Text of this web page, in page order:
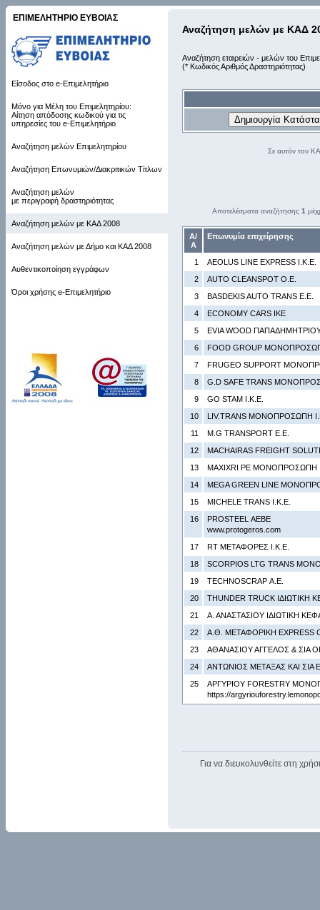
ΕΠΙΜΕΛΗΤΗΡΙΟ ΕΥΒΟΙΑΣ
Είσοδος στο e-Επιμελητήριο
Μόνο για Μέλη του Επιμελητηρίου:
Αίτηση απόδοσης κωδικού για τις
υπηρεσίες του e-Επιμελητήριο
Αναζήτηση μελών Επιμελητηρίου
Αναζήτηση Επωνυμιών/Διακριτικών Τίτλων
Αναζήτηση μελών
με περιγραφή δραστηριότητας
Αναζήτηση μελών με ΚΑΔ 2008
Αναζήτηση μελών με Δήμο και ΚΑΔ 2008
Αυθεντικοποίηση εγγράφων
Όροι χρήσης e-Επιμελητήριο
Αναζήτηση μελών με ΚΑΔ
Αναζήτηση εταιρειών - μελών του
(* Κωδικός Αριθμός Δραστηριότητας)
Σε αυτόν τον
Αποτελέσματα αναζήτησης 1
Α/
Α
Επωνυμία επιχείρησης
1
AEOLUS LINE EXPRESS Ι.Κ.Ε.
2
AUTO CLEANSPOT Ο.Ε.
3
BASDEKIS AUTO TRANS Ε.Ε.
4
ECONOMY CARS ΙΚΕ
5
EVIA WOOD
6
FOOD GROUP
7
FRUGEO SUPPORT
8
G.D SAFE TRANS
9
GO STAM Ι.Κ.Ε.
10
LIV.TRANS ΜΟΝΟΠΡΟΣΩΠΗ
11
M.G TRANSPORT Ε.Ε.
12
MACHAIRAS FREIGHT
13
MAXIXRI PE ΜΟΝΟΠΡΟΣΩΠΗ
14
MEGA GREEN LINE
15
MICHELE TRANS Ι.Κ.Ε.
16
PROSTEEL ΑΕΒΕ
www.protogeros.com
17
RT ΜΕΤΑΦΟΡΕΣ Ι.Κ.Ε.
18
SCORPIOS LTG TRANS
19
TECHNOSCRAP Α.Ε.
20
THUNDER TRUCK ΙΔΙΩΤΙΚΗ
21
Α. ΑΝΑΣΤΑΣΙΟΥ ΙΔΙΩΤΙΚΗ
22
Α.Θ. ΜΕΤΑΦΟΡΙΚΗ EXPRESS
23
ΑΘΑΝΑΣΙΟΥ ΑΓΓΕΛΟΣ & ΣΙΑ
24
ΑΝΤΩΝΙΟΣ ΜΕΤΑΞΑΣ ΚΑΙ ΣΙΑ
25
ΑΡΓΥΡΙΟΥ FORESTRY
https://
Για να διευκολυνθείτε στη